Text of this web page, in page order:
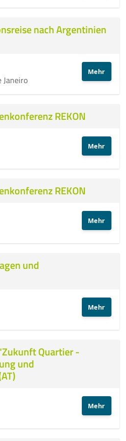
nach Argentinien
Janeiro
Mehr
REKON
Mehr
REKON
Mehr
und
Mehr
Quartier -
und
Mehr